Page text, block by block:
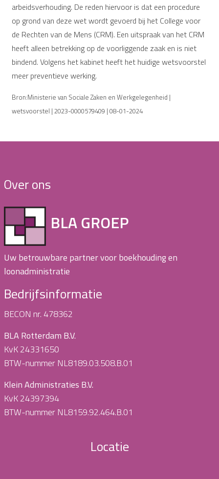
arbeidsverhouding. De reden hiervoor is dat een procedure
op grond van deze wet wordt gevoerd bij het College voor
de Rechten van de Mens (CRM). Een uitspraak van het CRM
heeft alleen betrekking op de voorliggende zaak en is niet
bindend. Volgens het kabinet heeft het huidige wetsvoorstel
meer preventieve werking.
Bron:Ministerie van Sociale Zaken en Werkgelegenheid |
wetsvoorstel | 2023-0000579409 | 08-01-2024
Over ons
BLA GROEP
Uw betrouwbare partner voor boekhouding en
loonadministratie
Bedrijfsinformatie
BECON nr. 478362
BLA Rotterdam B.V.
KvK 24331650
BTW-nummer NL8189.03.508.B.01
Klein Administraties B.V.
KvK 24397394
BTW-nummer NL8159.92.464.B.01
Locatie